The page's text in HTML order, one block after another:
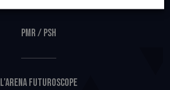
PMR / PSH
L’Arena Futuroscope